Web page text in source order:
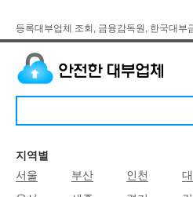
등록대부업체 조회, 금융감독원, 한국대부
지역별
서울
부산 인천